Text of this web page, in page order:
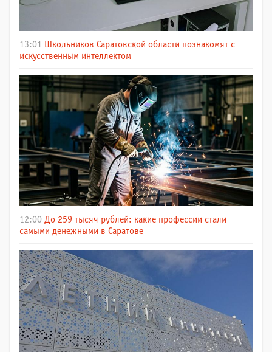
13:01 Школьников Саратовской области познакомят с
искусственным интеллектом
12:00 До 259 тысяч рублей: какие профессии стали
самыми денежными в Саратове